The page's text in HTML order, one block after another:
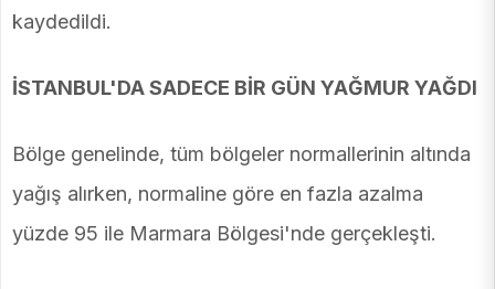
kaydedildi.
İSTANBUL'DA SADECE BİR GÜN YAĞMUR YAĞDI
Bölge genelinde, tüm bölgeler normallerinin altında
yağış alırken, normaline göre en fazla azalma
yüzde 95 ile Marmara Bölgesi'nde gerçekleşti.